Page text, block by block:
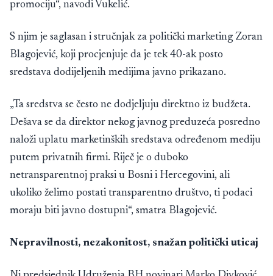
promociju“, navodi Vukelić.
S njim je saglasan i stručnjak za politički marketing Zoran
Blagojević, koji procjenjuje da je tek 40-ak posto
sredstava dodijeljenih medijima javno prikazano.
„Ta sredstva se često ne dodjeljuju direktno iz budžeta.
Dešava se da direktor nekog javnog preduzeća posredno
naloži uplatu marketinških sredstava određenom mediju
putem privatnih firmi. Riječ je o duboko
netransparentnoj praksi u Bosni i Hercegovini, ali
ukoliko želimo postati transparentno društvo, ti podaci
moraju biti javno dostupni“, smatra Blagojević.
Nepravilnosti, nezakonitost, snažan politički uticaj